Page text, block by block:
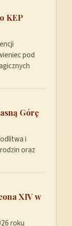
KEP
pod
Górę
i
oraz
XIV w
roku